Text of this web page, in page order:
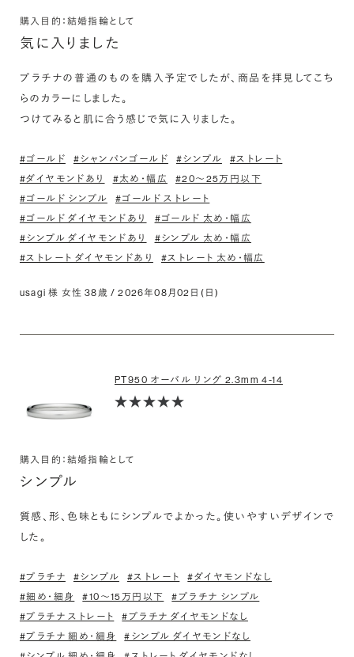
購入目的：結婚指輪として
気に入りました
プラチナの普通のものを購入予定でしたが、商品を拝見してこち
らのカラーにしました。
つけてみると肌に合う感じで気に入りました。
#ゴールド #シャンパンゴールド #シンプル
#ストレート
#ダイヤモンドあり
#太め・幅広
#20〜25万円以下
#ゴールド シンプル
#ゴールド ストレート
#ゴールド ダイヤモンドあり
#ゴールド 太め・幅広
#シンプル ダイヤモンドあり
#シンプル 太め・幅広
#ストレート ダイヤモンドあり
#ストレート 太め・幅広
usagi 様 女性 38歳 / 2026年08月02日(日)
PT950 オーバル リング 2.3mm 4-14
購入目的：結婚指輪として
シンプル
質感、形、色味ともにシンプルでよかった。使いやすいデザインで
#プラチナ #シンプル #ストレート
#ダイヤモンドなし
#細め・細身
#10〜15万円以下
#プラチナ シンプル
#プラチナ ストレート
#プラチナ ダイヤモンドなし
#プラチナ 細め・細身
#シンプル ダイヤモンドなし